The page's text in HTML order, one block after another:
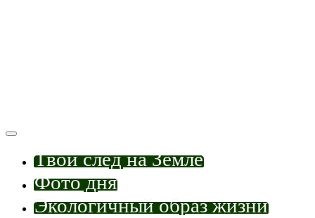
Твой след на Земле
Фото дня
Экологичный образ жизни